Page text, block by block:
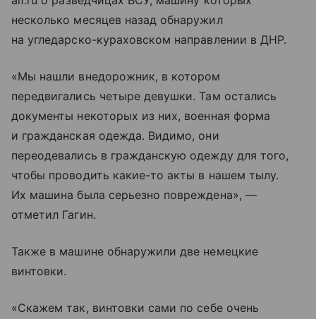
несколько месяцев назад обнаружил
на угледарско-кураховском направлении в ДНР.
«Мы нашли внедорожник, в котором
передвигались четыре девушки. Там остались
документы некоторых из них, военная форма
и гражданская одежда. Видимо, они
переодевались в гражданскую одежду для того,
чтобы проводить какие-то акты в нашем тылу.
Их машина была серьезно повреждена», —
отметил Гагин.
Также в машине обнаружили две немецкие
винтовки.
«Скажем так, винтовки сами по себе очень